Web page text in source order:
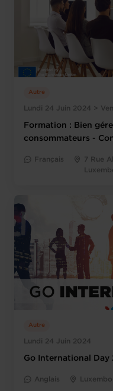
Lundi 24 Juin 2024 >
Autre
Formation : Bien
consommateurs -
Français
7 Rue
Lundi 24 Juin 2024
Autre
Go International Day
Anglais